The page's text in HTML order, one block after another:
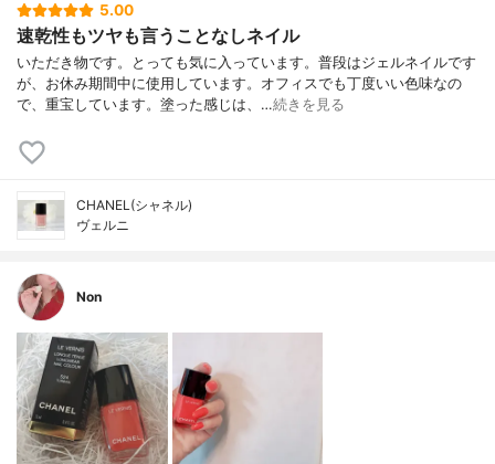
5.00
速乾性もツヤも言うことなしネイル
いただき物です。とっても気に入っています。普段はジェルネイルです
が、お休み期間中に使用しています。オフィスでも丁度いい色味なの
で、重宝しています。塗った感じは、…続きを見る
CHANEL(シャネル)
ヴェルニ
Non